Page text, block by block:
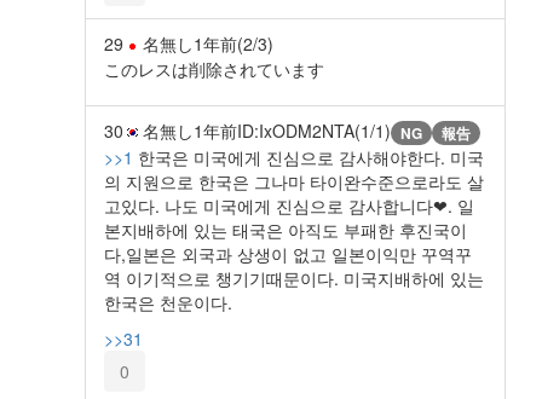
29 名無し1年前(2/3)
このレスは削除されています
30 名無し1年前ID:IxODM2NTA(1/1) NG 報告
>>1 한국은 미국에게 진심으로 감사해야한다. 미국
의 지원으로 한국은 그나마 타이완수준으로라도 살
고있다. 나도 미국에게 진심으로 감사합니다❤. 일
본지배하에 있는 태국은 아직도 부패한 후진국이
다,일본은 외국과 상생이 없고 일본이익만 꾸역꾸
역 이기적으로 챙기기때문이다. 미국지배하에 있는
한국은 천운이다.
>>31
0